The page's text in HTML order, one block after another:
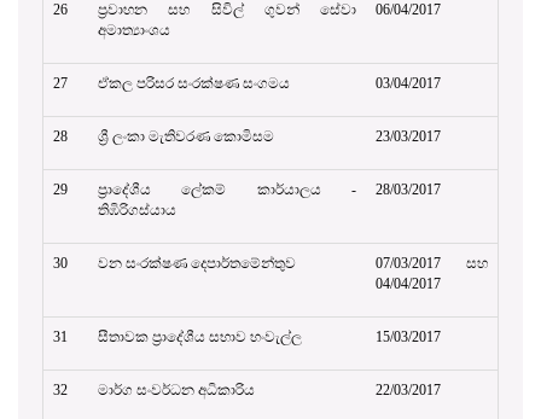
26
ප්‍රවාහන සහ සිවිල් ගුවන් සේවා
අමාත්‍යාංශය
06/04/2017
27 ඒකල පරිසර සංරක්ෂණ සංගමය 03/04/2017
28 ශ්‍රී ලංකා මැතිවරණ කොමිසම 23/03/2017
29
ප්‍රාදේශීය ලේකම් කාර්යාලය -
තිඹිරිගස්යාය
28/03/2017
30 වන සංරක්ෂණ දෙපාර්තමේන්තුව
07/03/2017 සහ
04/04/2017
31 සීතාවක ප්‍රාදේශීය සභාව හංවැල්ල 15/03/2017
32 මාර්ග සංවර්ධන අධිකාරිය 22/03/2017